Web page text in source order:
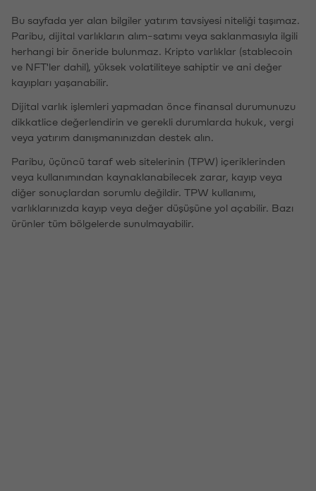
Bu sayfada yer alan bilgiler yatırım tavsiyesi niteliği taşımaz.
Paribu, dijital varlıkların alım-satımı veya saklanmasıyla ilgili
herhangi bir öneride bulunmaz. Kripto varlıklar (stablecoin
ve NFT'ler dahil), yüksek volatiliteye sahiptir ve ani değer
kayıpları yaşanabilir.
Dijital varlık işlemleri yapmadan önce finansal durumunuzu
dikkatlice değerlendirin ve gerekli durumlarda hukuk, vergi
veya yatırım danışmanınızdan destek alın.
Paribu, üçüncü taraf web sitelerinin (TPW) içeriklerinden
veya kullanımından kaynaklanabilecek zarar, kayıp veya
diğer sonuçlardan sorumlu değildir. TPW kullanımı,
varlıklarınızda kayıp veya değer düşüşüne yol açabilir. Bazı
ürünler tüm bölgelerde sunulmayabilir.